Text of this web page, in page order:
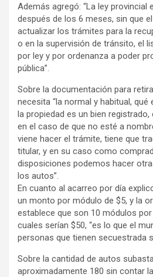
Además agregó: “La ley provincial
después de los 6 meses, sin que
actualizar los trámites para la
o en la supervisión de tránsito, el
por ley y por ordenanza a poder
pública”.
Sobre la documentación para
necesita “la normal y habitual,
la propiedad es un bien
en el caso de que no esté a
viene hacer el trámite, tiene que
titular, y en su caso como
disposiciones podemos hacer
los autos”.
En cuanto al acarreo por día
un monto por módulo de $5, y la
establece que son 10 módulos
cuales serían $50, “es lo que el
personas que tienen secuestrada
Sobre la cantidad de autos
aproximadamente 180 sin contar